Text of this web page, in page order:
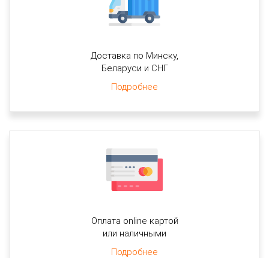
Доставка по Минску,
Беларуси и СНГ
Подробнее
Оплата online картой
или наличными
Подробнее